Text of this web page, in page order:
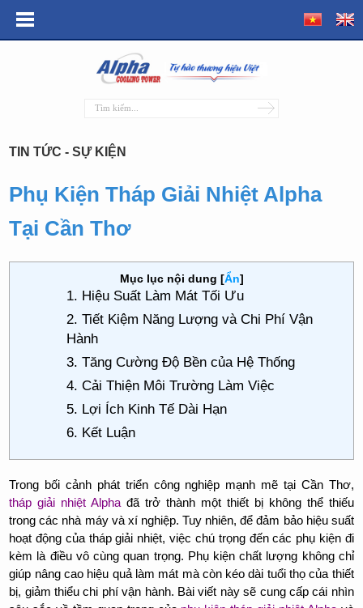
TIN TỨC - SỰ KIỆN
Phụ Kiện Tháp Giải Nhiệt Alpha
Tại Cần Thơ
Mục lục nội dung [Ẩn]
1. Hiệu Suất Làm Mát Tối Ưu
2. Tiết Kiệm Năng Lượng và Chi Phí Vận
Hành
3. Tăng Cường Độ Bền của Hệ Thống
4. Cải Thiện Môi Trường Làm Việc
5. Lợi Ích Kinh Tế Dài Hạn
6. Kết Luận
Trong bối cảnh phát triển công nghiệp mạnh mẽ tại Cần Thơ,
tháp giải nhiệt Alpha đã trở thành một thiết bị không thể thiếu
trong các nhà máy và xí nghiệp. Tuy nhiên, để đảm bảo hiệu suất
hoạt động của tháp giải nhiệt, việc chú trọng đến các phụ kiện đi
kèm là điều vô cùng quan trọng. Phụ kiện chất lượng không chỉ
giúp nâng cao hiệu quả làm mát mà còn kéo dài tuổi thọ của thiết
bị, giảm thiểu chi phí vận hành. Bài viết này sẽ cung cấp cái nhìn